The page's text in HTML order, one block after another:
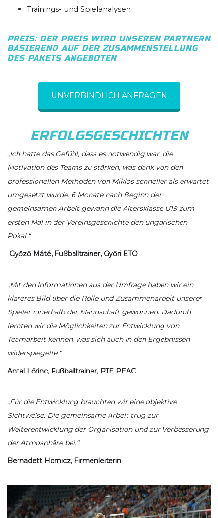
Trainings- und Spielanalysen
PREIS: DER PREIS WIRD UNSEREN PARTNERN
BASIEREND AUF DER ZUSAMMENSTELLUNG
DES PAKETS ANGEBOTEN
UNVERBINDLICH ANFRAGEN
ERFOLGSGESCHICHTEN
„Ich hatte das Gefühl, dass es notwendig war, die
Motivation des Teams zu stärken, was dank von den
professionellen Methoden von Miklós schneller als erwartet
umgesetzt wurde. 6 Monate nach Beginn der
gemeinsamen Arbeit gewann die Altersklasse U19 zum
ersten Mal in der Vereinsgeschichte den ungarischen
Pokal.“
Győző Máté, Fußballtrainer, Győri ETO
„Mit den Informationen aus der Umfrage haben wir ein
klareres Bild über die Rolle und Zusammenarbeit unserer
Spieler innerhalb der Mannschaft gewonnen. Dadurch
lernten wir die Möglichkeiten zur Entwicklung von
Teamarbeit kennen, was sich auch in den Ergebnissen
widerspiegelte.“
Antal Lőrinc, Fußballtrainer, PTE PEAC
„Für die Entwicklung brauchten wir eine objektive
Sichtweise. Die gemeinsame Arbeit trug zur
Weiterentwicklung der Organisation und zur Verbesserung
der Atmosphäre bei.“
Bernadett Hornicz, Firmenleiterin